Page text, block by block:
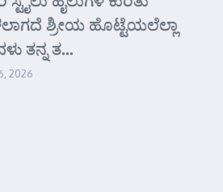
ಶ್ರೀಯ ಹೊಟ್ಟೆಯಲೆಲ್ಲಾ
ತನ್ನ ತ...
2026